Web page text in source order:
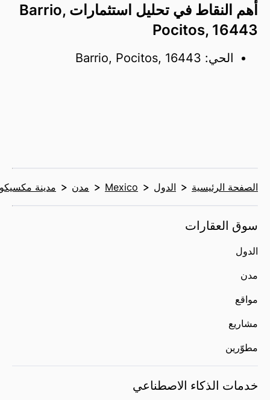
أهم النقاط في تحليل استثمارات Barrio,
Pocitos, 16443
الحي: Barrio, Pocitos, 16443
الصفحة الرئيسية الدول Mexico مدن مدينة مكسيكو
سوق العقارات
الدول
مدن
مواقع
مشاريع
مطوّرين
خدمات الذكاء الاصطناعي